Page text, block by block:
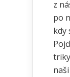
z
po
kdy